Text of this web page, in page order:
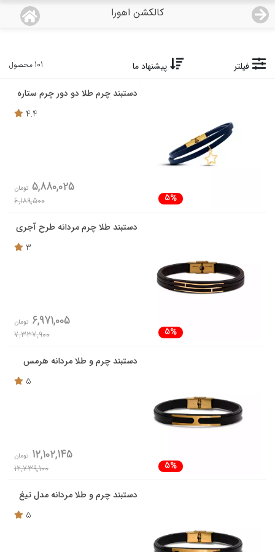
کالکشن اهورا
منو
صفحه اصلی
نمایندگی ها
فیلتر پیشنهاد ما 101 محصول
دستبند چرم طلا دو دور چرم ستاره
4.4
5%
5,880,025 تومان
6,189,500
دستبند طلا چرم مردانه طرح آجری
3
5%
6,971,005 تومان
7,337,900
دستبند چرم و طلا مردانه هرمس
5
5%
12,102,145 تومان
12,739,100
دستبند چرم و طلا مردانه مدل تیغ
5